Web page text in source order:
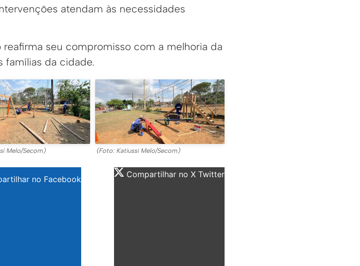
atendam às necessidades
seu compromisso com a melhoria da
famílias da cidade.
Melo/Secom) (Foto: Katiussi Melo/Secom)
no Facebook Compartilhar no X Twitter